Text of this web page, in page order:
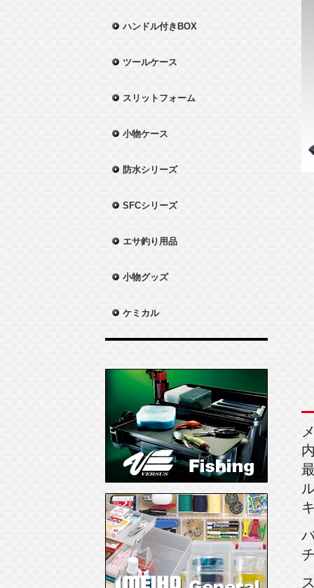
ハンドル付きBOX
ツールケース
スリットフォーム
小物ケース
防水シリーズ
SFCシリーズ
エサ釣り用品
小物グッズ
ケミカル